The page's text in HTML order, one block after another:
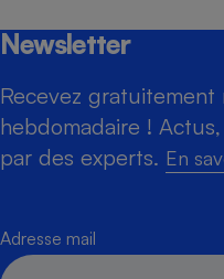
Newsletter
Recevez
hebdomadaire !
par des experts. En
Adresse mail